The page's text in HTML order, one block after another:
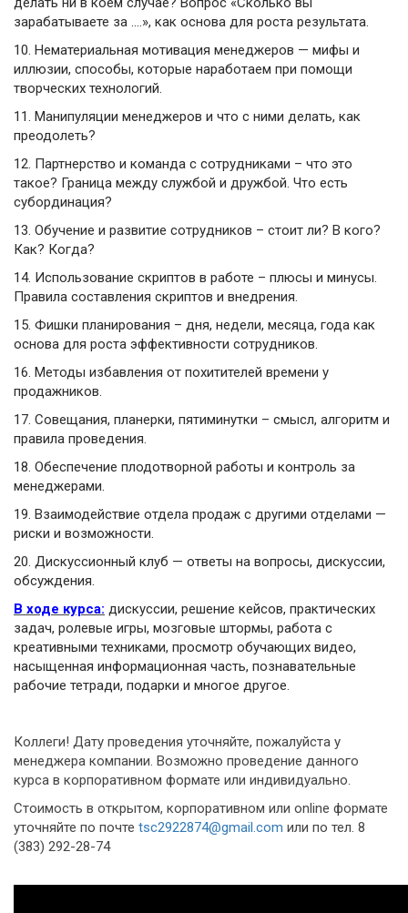
зарабатываете за ….», как основа для роста результата.
10. Нематериальная мотивация менеджеров — мифы и
иллюзии, способы, которые наработаем при помощи
творческих технологий.
11. Манипуляции менеджеров и что с ними делать, как
преодолеть?
12. Партнерство и команда с сотрудниками – что это
такое? Граница между службой и дружбой. Что есть
субординация?
13. Обучение и развитие сотрудников – стоит ли? В кого?
Как? Когда?
14. Использование скриптов в работе – плюсы и минусы.
Правила составления скриптов и внедрения.
15. Фишки планирования – дня, недели, месяца, года как
основа для роста эффективности сотрудников.
16. Методы избавления от похитителей времени у
продажников.
17. Совещания, планерки, пятиминутки – смысл, алгоритм и
правила проведения.
18. Обеспечение плодотворной работы и контроль за
менеджерами.
19. Взаимодействие отдела продаж с другими отделами —
риски и возможности.
20. Дискуссионный клуб — ответы на вопросы, дискуссии,
обсуждения.
В ходе курса: дискуссии, решение кейсов, практических
задач, ролевые игры, мозговые штормы, работа с
креативными техниками, просмотр обучающих видео,
насыщенная информационная часть, познавательные
рабочие тетради, подарки и многое другое.
Коллеги! Дату проведения уточняйте, пожалуйста у
менеджера компании. Возможно проведение данного
курса в корпоративном формате или индивидуально.
Стоимость в открытом, корпоративном или online формате
уточняйте по почте tsc2922874@gmail.com или по тел. 8
(383) 292-28-74